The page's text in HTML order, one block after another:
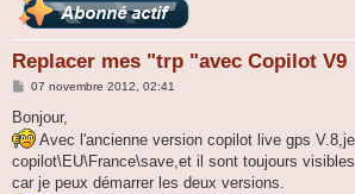
Replacer mes "trp "avec Copilot V9
M
s
s
a
g
e
07 novembre 2012, 02:41
Bonjour,
Avec l'ancienne version copilot live gps
copilot\EU\France\save,et il sont toujours
car je peux démarrer les deux versions.